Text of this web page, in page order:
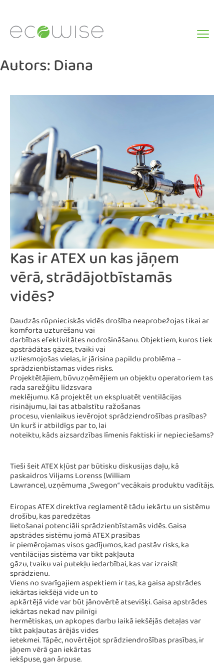
content
Autors:Diana
Kas ir ATEX un kas jāņem
vērā, strādājotbīstamās
vidēs?
Daudzās rūpnieciskās vidēs drošība neaprobežojas tikai ar
komforta uzturēšanu vai
darbības efektivitātes nodrošināšanu. Objektiem, kuros tiek
apstrādātas gāzes, tvaiki vai
uzliesmojošas vielas, ir jārisina papildu problēma –
sprādzienbīstamas vides risks.
Projektētājiem, būvuzņēmējiem un objektu operatoriem tas
rada sarežģītu līdzsvara
meklējumu. Kā projektēt un ekspluatēt ventilācijas
risinājumu, lai tas atbalstītu ražošanas
procesu, vienlaikus ievērojot sprādziendrošības prasības?
Un kurš ir atbildīgs par to, lai
noteiktu, kāds aizsardzības līmenis faktiski ir nepieciešams?
Tieši šeit ATEX kļūst par būtisku diskusijas daļu, kā
paskaidros Viljams Lorenss (William
Lawrance), uzņēmuma „Swegon“ vecākais produktu vadītājs.
Eiropas ATEX direktīva reglamentē tādu iekārtu un sistēmu
drošību, kas paredzētas
lietošanai potenciāli sprādzienbīstamās vidēs. Gaisa
apstrādes sistēmu jomā ATEX prasības
ir piemērojamas visos gadījumos, kad pastāv risks, ka
ventilācijas sistēma var tikt pakļauta
gāzu, tvaiku vai putekļu iedarbībai, kas var izraisīt
sprādzienu.
Viens no svarīgajiem aspektiem ir tas, ka gaisa apstrādes
iekārtas iekšējā vide un to
apkārtējā vide var būt jānovērtē atsevišķi. Gaisa apstrādes
iekārtas nekad nav pilnīgi
hermētiskas, un apkopes darbu laikā iekšējās detaļas var
tikt pakļautas ārējās vides
ietekmei. Tāpēc, novērtējot sprādziendrošības prasības, ir
jāņem vērā gan iekārtas
iekšpuse, gan ārpuse.